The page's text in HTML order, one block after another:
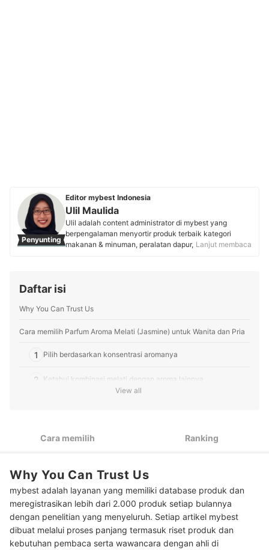
Penyunting
Editor mybest Indonesia
Ulil Maulida
Ulil adalah content administrator di mybest yang
berpengalaman menyortir produk terbaik kategori
makanan & minuman, peralatan dapur, skincare, body
tepercaya bagi pembaca mybest untuk produk sehari-
Profil Ulil Maulida
Lanjut membaca
Daftar isi
Why You Can Trust Us
Cara memilih Parfum Aroma Melati (Jasmine) untuk Wanita dan Pria
1 Pilih berdasarkan konsentrasi aromanya
2 Ketahui kombinasi melati dengan aroma lainnya
Baca juga rekomendasi parfum lainnya di sini
View all
Cara memilih Ranking
Why You Can Trust Us
mybest adalah layanan yang memiliki database produk dan
meregistrasikan lebih dari 2.000 produk setiap bulannya
dengan penelitian yang menyeluruh. Setiap artikel mybest
dibuat melalui proses panjang termasuk riset produk dan
kebutuhan pembaca serta wawancara dengan ahli di